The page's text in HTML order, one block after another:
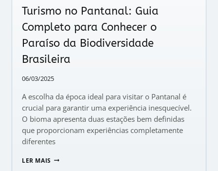
Turismo no Pantanal: Guia
Completo para Conhecer o
Paraíso da Biodiversidade
Brasileira
06/03/2025
A escolha da época ideal para visitar o Pantanal é
crucial para garantir uma experiência inesquecível.
O bioma apresenta duas estações bem definidas
que proporcionam experiências completamente
diferentes
LER MAIS TURISMO